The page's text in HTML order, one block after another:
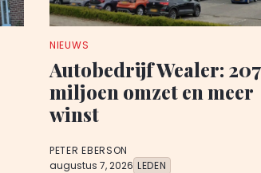
NIEUWS
Autobedrijf Wealer: 207
miljoen omzet en meer
winst
PETER EBERSON
augustus 7, 2026 LEDEN